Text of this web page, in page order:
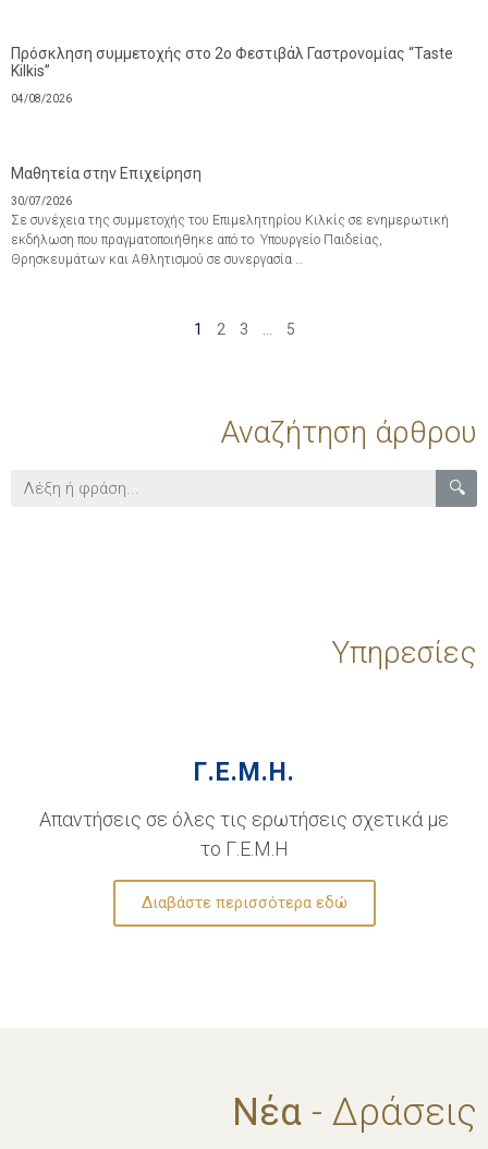
Πρόσκληση συμμετοχής στο 2ο Φεστιβάλ Γαστρονομίας “Taste
Kilkis”
04/08/2026
Μαθητεία στην Επιχείρηση
30/07/2026
Σε συνέχεια της συμμετοχής του Επιμελητηρίου Κιλκίς σε ενημερωτική
εκδήλωση που πραγματοποιήθηκε από το Υπουργείο Παιδείας,
Θρησκευμάτων και Αθλητισμού σε συνεργασία …
1 2 3 5
Αναζήτηση άρθρου
🔍
Υπηρεσίες
Γ.Ε.Μ.Η.
Απαντήσεις σε όλες τις ερωτήσεις σχετικά με
το Γ.Ε.Μ.Η
Διαβάστε περισσότερα εδώ
Νέα - Δράσεις